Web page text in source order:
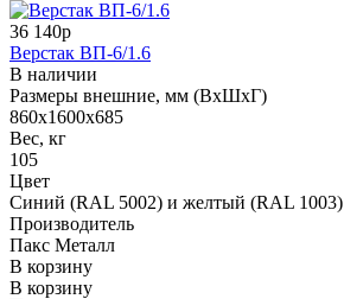
36 140р
Верстак ВП-6/1.6
В наличии
Размеры внешние, мм (ВхШхГ)
860х1600х685
Вес, кг
105
Цвет
Синий (RAL 5002) и желтый (RAL 1003)
Производитель
Пакс Металл
В корзину
В корзину